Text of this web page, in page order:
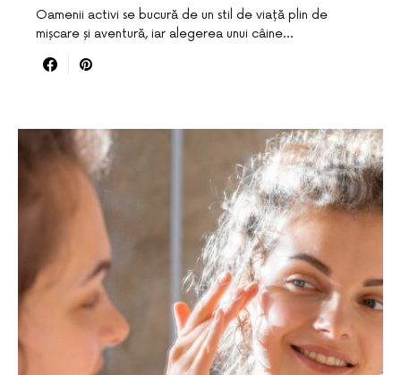
Oamenii activi se bucură de un stil de viață plin de
mișcare și aventură, iar alegerea unui câine…